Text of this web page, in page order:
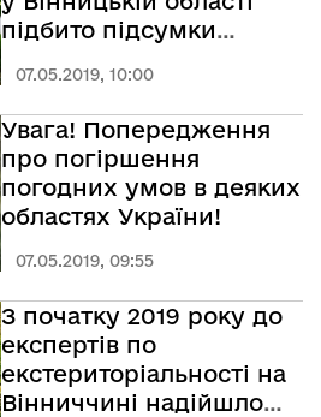
07.05.2019, 10:00
підбито підсумки
«Первоцвіт-2019»
07.05.2019, 09:55
Увага! Попередження
про погіршення
погодних умов в деяких
областях України!
З початку 2019 року до
експертів по
екстериторіальності на
Вінниччині надійшло